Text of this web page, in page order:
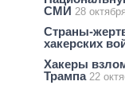
СМИ 28
Страны-
хакерских
Хакеры
Трампа 22